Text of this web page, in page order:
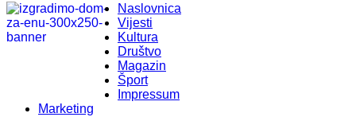
Naslovnica
Vijesti
Kultura
Društvo
Magazin
Šport
Impressum
Marketing